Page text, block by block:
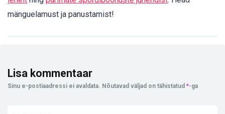
mänguelamust ja panustamist!
Lisa kommentaar
Sinu e-postiaadressi ei avaldata. Nõutavad väljad on tähistatud *-ga